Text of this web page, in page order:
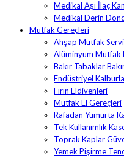
Medikal Aşı İlaç
Medikal Derin
Mutfak Gereçleri
Ahşap Mutfak
Alüminyum Mutfak
Bakır Tabaklar
Endüstriyel
Fırın Eldivenleri
Mutfak El Gereçleri
Rafadan Yumurta
Tek Kullanımlık
Toprak Kaplar
Yemek Pişirme